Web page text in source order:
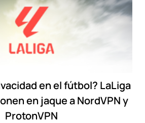
en el fútbol? LaLiga
en jaque a NordVPN y
ProtonVPN